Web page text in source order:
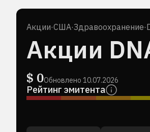
Акции·США·Здравоохранение·
Акции
$ 0Обновлено 10.07.2026
Рейтинг эмитента